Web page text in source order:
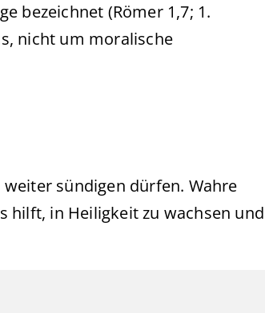
bezeichnet (Römer 1,7; 1.
nicht um moralische
sündigen dürfen. Wahre
hilft, in Heiligkeit zu wachsen und